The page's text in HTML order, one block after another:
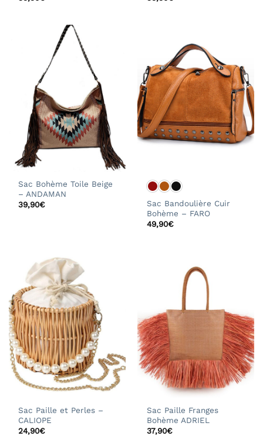
Sac Bohème Toile Beige
– ANDAMAN
39,90€
Sac Bandoulière Cuir
Bohème – FARO
49,90€
Sac Paille et Perles –
CALIOPE
24,90€
Sac Paille Franges
Bohème ADRIEL
37,90€